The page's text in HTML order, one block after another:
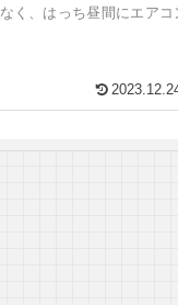
く、はっち昼間にエアコ